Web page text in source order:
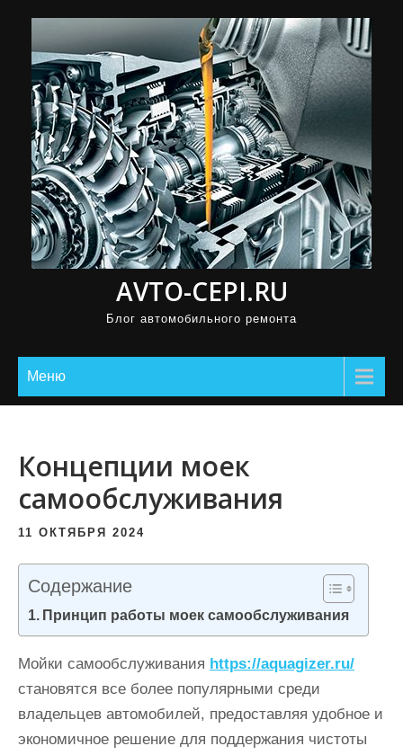
AVTO-CEPI.RU
Блог автомобильного ремонта
Меню
Концепции моек
самообслуживания
11 ОКТЯБРЯ 2024
Содержание
Принцип работы моек самообслуживания
Мойки самообслуживания https://aquagizer.ru/
становятся все более популярными среди
владельцев автомобилей, предоставляя удобное и
экономичное решение для поддержания чистоты